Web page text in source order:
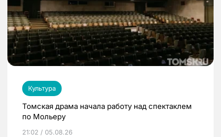
Культура
Томская драма начала работу над спектаклем
по Мольеру
21:02 / 05.08.26